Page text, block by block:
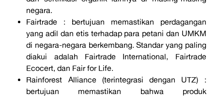
negara.
Fairtrade : bertujuan memastikan perdagangan
yang adil dan etis terhadap para petani dan UMKM
di negara-negara berkembang. Standar yang paling
diakui adalah Fairtrade International, Fairtrade
Ecocert, dan Fair for Life.
Rainforest Alliance (terintegrasi dengan UTZ) :
bertujuan memastikan bahwa produk